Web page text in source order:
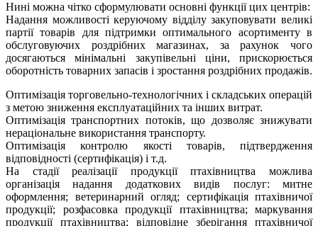
Нині можна чітко сформулювати основні функції цих центрів:
Надання можливості керуючому відділу закуповувати великі
партії товарів для підтримки оптимального асортименту в
обслуговуючих роздрібних магазинах, за рахунок чого
досягаються мінімальні закупівельні ціни, прискорюється
оборотність товарних запасів і зростання роздрібних продажів.
Оптимізація торговельно-технологічних і складських операцій
з метою зниження експлуатаційних та інших витрат.
Оптимізація транспортних потоків, що дозволяє знижувати
нераціональне використання транспорту.
Оптимізація контролю якості товарів, підтвердження
відповідності (сертифікація) і т.д.
На стадії реалізації продукції птахівництва можлива
організація надання додаткових видів послуг: митне
оформлення; ветеринарний огляд; сертифікація птахівничої
продукції; розфасовка продукції птахівництва; маркування
продукції птахівництва; відповідне зберігання птахівничої